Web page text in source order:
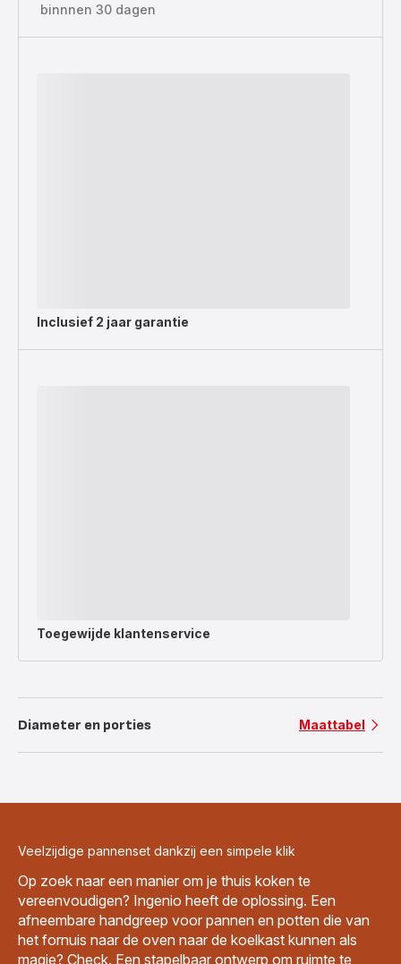
binnnen 30 dagen
Inclusief 2 jaar garantie
Toegewijde klantenservice
Diameter en porties Maattabel
Veelzijdige pannenset dankzij een simpele klik
Op zoek naar een manier om je thuis koken te
vereenvoudigen? Ingenio heeft de oplossing. Een
afneembare handgreep voor pannen en potten die van
het fornuis naar de oven naar de koelkast kunnen als
magie? Check. Een stapelbaar ontwerp om ruimte te